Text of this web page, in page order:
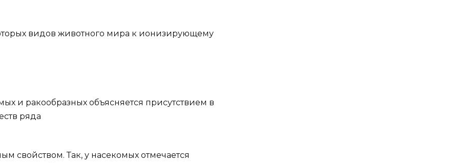
видов животного мира к ионизирующему
и ракообразных объясняется присутствием в
ряда
свойством. Так, у насекомых отмечается